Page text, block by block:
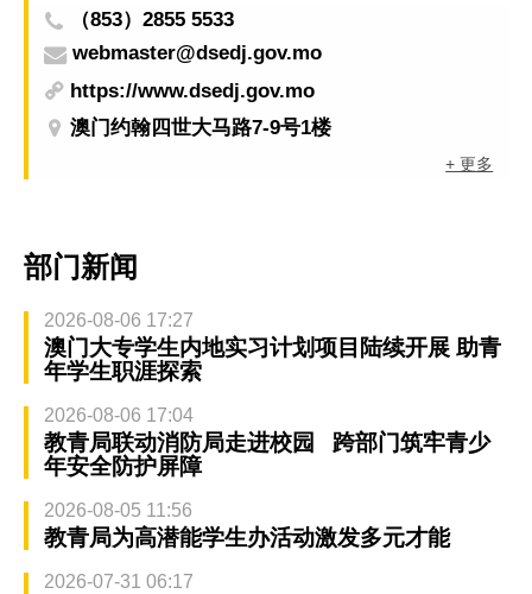
（853）2855 5533
webmaster@dsedj.gov.mo
https://www.dsedj.gov.mo
澳门约翰四世大马路7-9号1楼
+ 更多
部门新闻
2026-08-06 17:27
澳门大专学生内地实习计划项目陆续开展 助青
年学生职涯探索
2026-08-06 17:04
教青局联动消防局走进校园 跨部门筑牢青少
年安全防护屏障
2026-08-05 11:56
教青局为高潜能学生办活动激发多元才能
2026-07-31 06:17